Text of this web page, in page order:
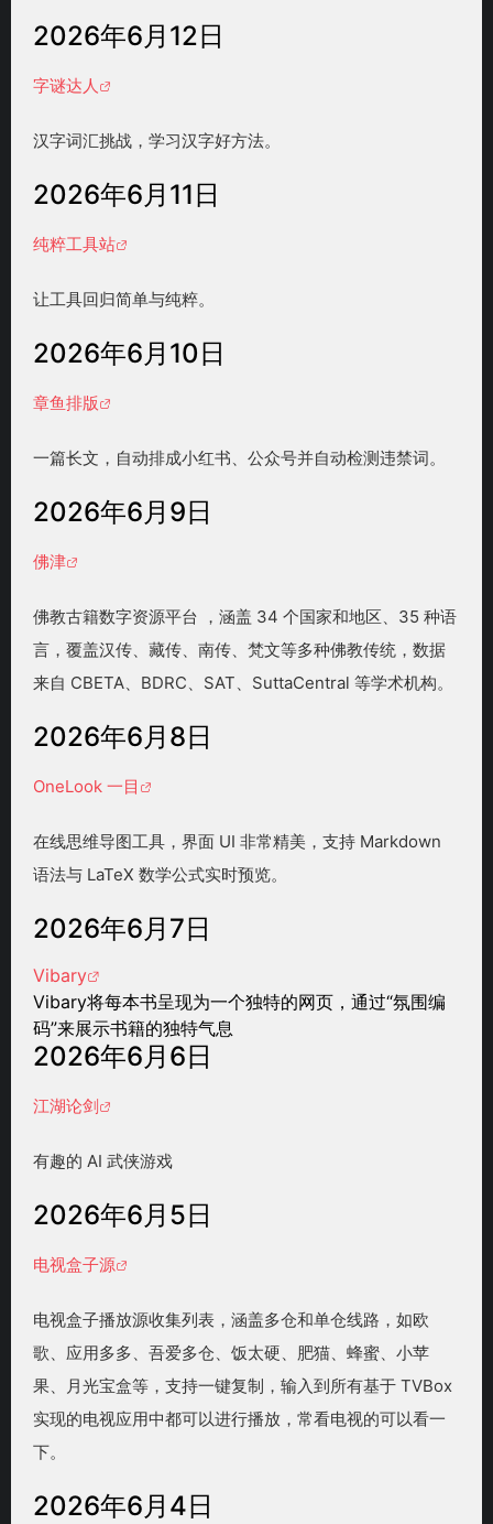
2026年6月12日
字谜达人
汉字词汇挑战，学习汉字好方法。
2026年6月11日
纯粹工具站
让工具回归简单与纯粹。
2026年6月10日
章鱼排版
一篇长文，自动排成小红书、公众号并自动检测违禁词。
2026年6月9日
佛津
佛教古籍数字资源平台 ，涵盖 34 个国家和地区、35 种语
言，覆盖汉传、藏传、南传、梵文等多种佛教传统，数据
来自 CBETA、BDRC、SAT、SuttaCentral 等学术机构。
2026年6月8日
OneLook 一目
在线思维导图工具，界面 UI 非常精美，支持 Markdown
语法与 LaTeX 数学公式实时预览。
2026年6月7日
Vibary
Vibary将每本书呈现为一个独特的网页，通过“氛围编
码”来展示书籍的独特气息
2026年6月6日
江湖论剑
有趣的 AI 武侠游戏
2026年6月5日
电视盒子源
电视盒子播放源收集列表，涵盖多仓和单仓线路，如欧
歌、应用多多、吾爱多仓、饭太硬、肥猫、蜂蜜、小苹
果、月光宝盒等，支持一键复制，输入到所有基于 TVBox
实现的电视应用中都可以进行播放，常看电视的可以看一
下。
2026年6月4日